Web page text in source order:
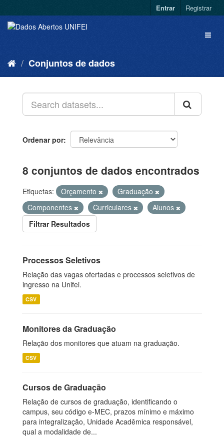
Entrar Registrar
Conjuntos de dados
Ordenar por
8 conjuntos de dados encontrados
Etiquetas: Orçamento
Graduação
Componentes
Curriculares
Alunos
Filtrar Resultados
Processos Seletivos
Relação das vagas ofertadas e processos seletivos de
ingresso na Unifei.
CSV
Monitores da Graduação
Relação dos monitores que atuam na graduação.
CSV
Cursos de Graduação
Relação de cursos de graduação, identificando o
campus, seu código e-MEC, prazos mínimo e máximo
para integralização, Unidade Acadêmica responsável,
qual a modalidade de...